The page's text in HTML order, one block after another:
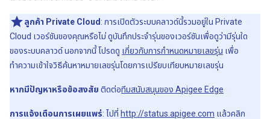
ลูกค้า Private Cloud : การเปิดตัวระบบคลาวด์นี้รวมอยู่ใน Private
Cloud เวอร์ชันของคุณหรือไม่ ดูบันทึกประจำรุ่นของเวอร์ชันเพื่อดูว่ามีรุ่นใด
ของระบบคลาวด์ นอกจากนี้ โปรดดู เกี่ยวกับการกำหนดหมายเลขรุ่น เพื่อ
ทำความเข้าใจวิธีค้นหาหมายเลขรุ่นโดยการเปรียบเทียบหมายเลขรุ่น
หากมีปัญหาหรือข้อสงสัย ติดต่อทีมสนับสนุนของ Apigee Edge
การแจ้งเตือนการเผยแพร่: ไปที่ http://status.apigee.com แล้วคลิก